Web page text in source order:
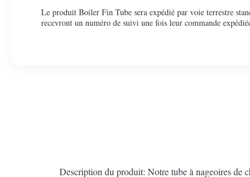
Le produit Boiler Fin Tube sera expédié par voie terrestre
recevront un numéro de suivi une fois leur commande
Description du produit: Notre tube à nageoires de